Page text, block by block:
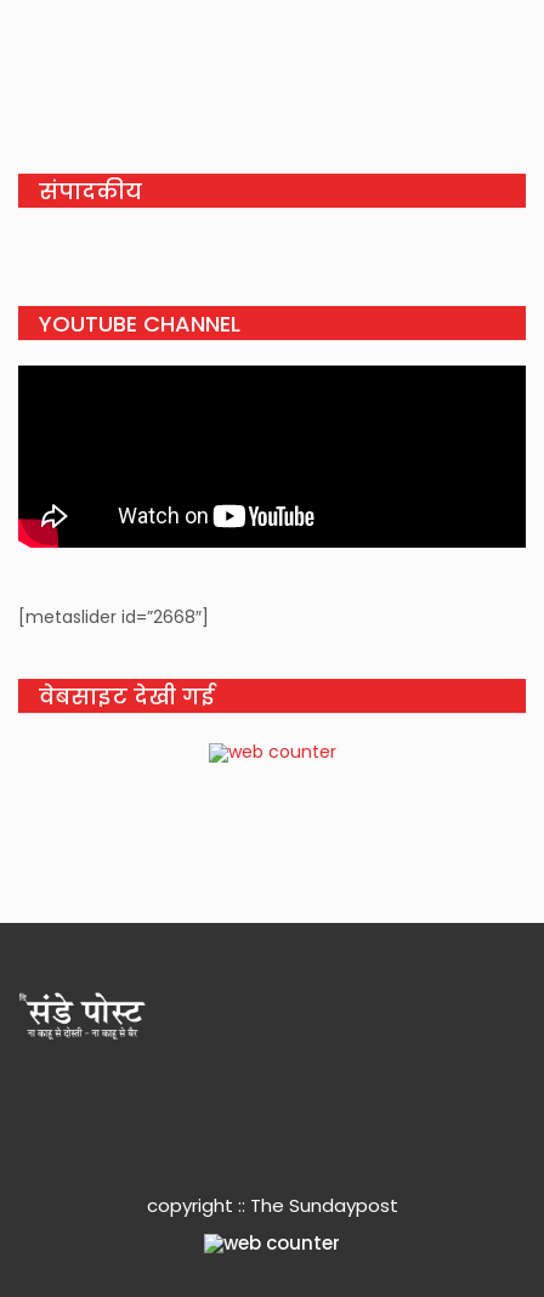
संपादकीय
YOUTUBE CHANNEL
[metaslider id=”2668″]
वेबसाइट देखी गई
copyright :: The Sundaypost